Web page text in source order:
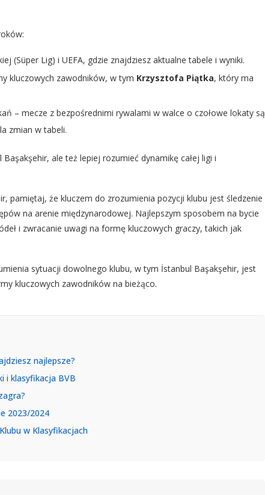
(Süper Lig) i UEFA, gdzie znajdziesz aktualne tabele i wyniki.
kluczowych zawodników, w tym Krzysztofa Piątka, który ma
– mecze z bezpośrednimi rywalami w walce o czołowe lokaty są
zmian w tabeli.
ale też lepiej rozumieć dynamikę całej ligi i
pamiętaj, że kluczem do zrozumienia pozycji klubu jest śledzenie
na arenie międzynarodowej. Najlepszym sposobem na bycie
i zwracanie uwagi na formę kluczowych graczy, takich jak
sytuacji dowolnego klubu, w tym İstanbul Başakşehir, jest
kluczowych zawodników na bieżąco.
najlepsze?
i klasyfikacja BVB
2023/2024
w Klasyfikacjach